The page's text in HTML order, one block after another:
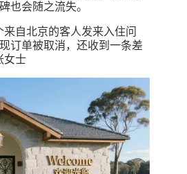
也会随之流失。
自北京的客人发来入住问
订单被取消，还收到一条差
女士